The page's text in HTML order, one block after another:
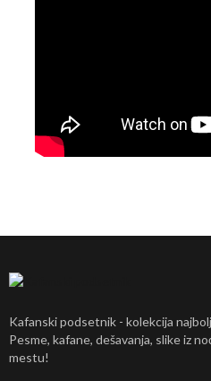
Kafanski podsetnik - kolekcija
Pesme, kafane, dešavanja, slike iz
mestu!